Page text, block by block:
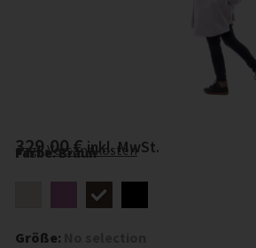
329,00€inkl. MwSt.
zzgl.Versandkosten
Größe:
Farbe:Braun